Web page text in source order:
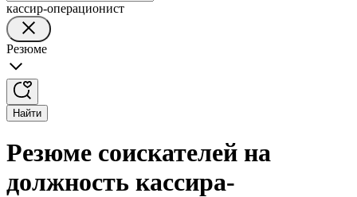
кассир-операционист
Резюме
Найти
Резюме соискателей на
должность кассира-